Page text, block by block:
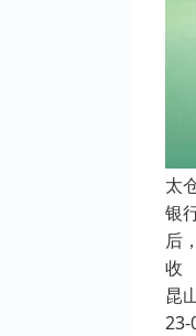
太
银
后
收
昆
23-